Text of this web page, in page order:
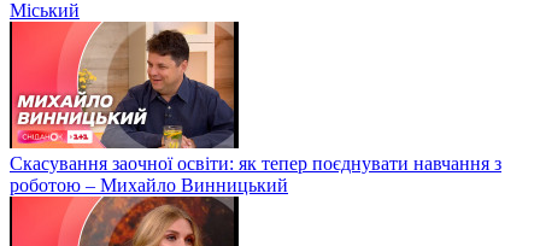
Міський
Скасування заочної освіти: як тепер поєднувати навчання з
роботою – Михайло Винницький